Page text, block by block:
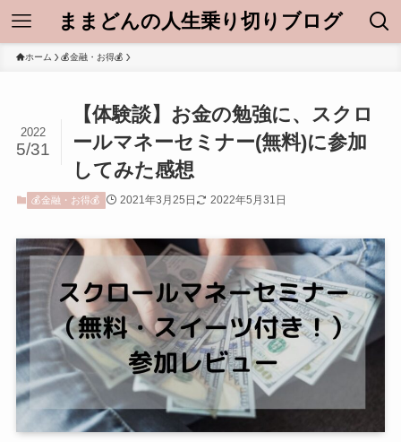
ままどんの人生乗り切りブログ
ホーム 💰金融・お得💰
【体験談】お金の勉強に、スクロ
ールマネーセミナー(無料)に参加
してみた感想
2022
5/31
💰金融・お得💰 2021年3月25日 2022年5月31日